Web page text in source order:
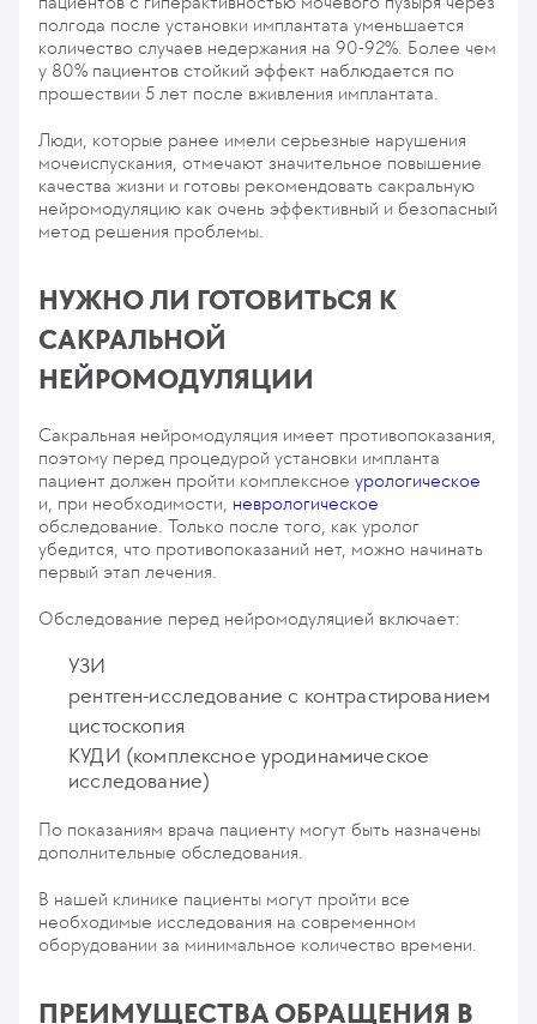
полгода после установки имплантата уменьшается
количество случаев недержания на 90-92%. Более чем
у 80% пациентов стойкий эффект наблюдается по
прошествии 5 лет после вживления имплантата.
Люди, которые ранее имели серьезные нарушения
мочеиспускания, отмечают значительное повышение
качества жизни и готовы рекомендовать сакральную
нейромодуляцию как очень эффективный и безопасный
метод решения проблемы.
НУЖНО ЛИ ГОТОВИТЬСЯ К
САКРАЛЬНОЙ
НЕЙРОМОДУЛЯЦИИ
Сакральная нейромодуляция имеет противопоказания,
поэтому перед процедурой установки импланта
пациент должен пройти комплексное урологическое
и, при необходимости, неврологическое
обследование. Только после того, как уролог
убедится, что противопоказаний нет, можно начинать
первый этап лечения.
Обследование перед нейромодуляцией включает:
УЗИ
рентген-исследование с контрастированием
цистоскопия
КУДИ (комплексное уродинамическое
исследование)
По показаниям врача пациенту могут быть назначены
дополнительные обследования.
В нашей клинике пациенты могут пройти все
необходимые исследования на современном
оборудовании за минимальное количество времени.
ПРЕИМУЩЕСТВА ОБРАЩЕНИЯ В